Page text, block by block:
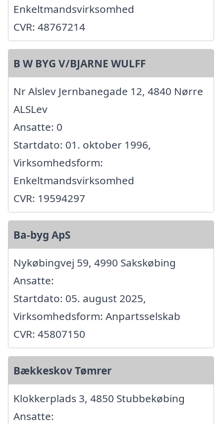
Enkeltmandsvirksomhed
CVR: 48767214
B W BYG V/BJARNE WULFF
Nr Alslev Jernbanegade 12, 4840 Nørre
ALSLev
Ansatte: 0
Startdato: 01. oktober 1996,
Virksomhedsform:
Enkeltmandsvirksomhed
CVR: 19594297
Ba-byg ApS
Nykøbingvej 59, 4990 Sakskøbing
Ansatte:
Startdato: 05. august 2025,
Virksomhedsform: Anpartsselskab
CVR: 45807150
Bækkeskov Tømrer
Klokkerplads 3, 4850 Stubbekøbing
Ansatte: